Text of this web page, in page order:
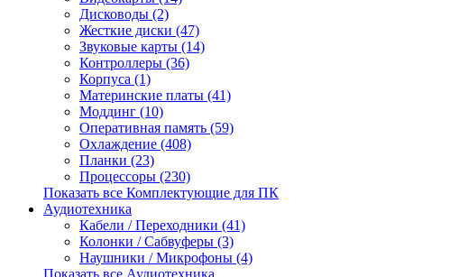
Дисководы (2)
Жесткие диски (47)
Звуковые карты (14)
Контроллеры (36)
Корпуса (1)
Материнские платы (41)
Моддинг (10)
Оперативная память (59)
Охлаждение (408)
Планки (23)
Процессоры (230)
Показать все Комплектующие для ПК
Аудиотехника
Кабели / Переходники (41)
Колонки / Сабвуферы (3)
Наушники / Микрофоны (4)
Показать все Аудиотехника